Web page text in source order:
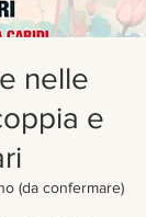
nelle
e
(da confermare)